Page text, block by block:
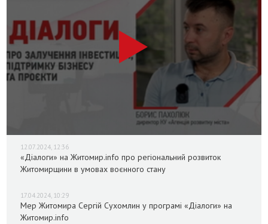
12.07.2024, 12:36
«Діалоги» на Житомир.info про регіональний розвиток
Житомирщини в умовах воєнного стану
17.04.2024, 10:29
Мер Житомира Сергій Сухомлин у програмі «Діалоги» на
Житомир.info